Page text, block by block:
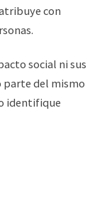
con
social ni sus
parte del mismo
identifique